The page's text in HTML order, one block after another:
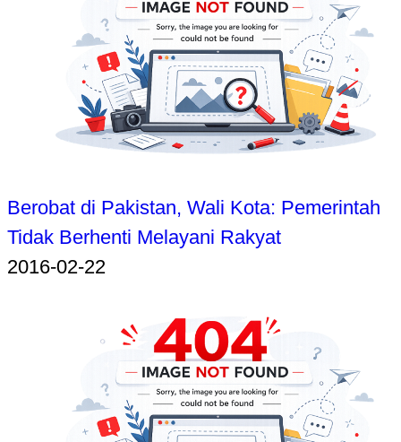
Berobat di Pakistan, Wali Kota: Pemerintah
Tidak Berhenti Melayani Rakyat
2016-02-22